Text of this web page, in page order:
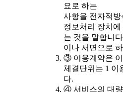
요로 하는
사항을 전자적
정보처리 장치
는 것을 말합니
이나 서면으로
③ 이용계약은
체결단위는 1 이
다.
④ 서비스의 대